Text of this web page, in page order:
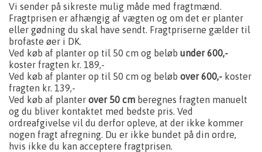
Vi sender på sikreste mulig måde med fragtmænd.
Fragtprisen er afhængig af vægten og om det er planter
eller gødning du skal have sendt. Fragtpriserne gælder til
brofaste øer i DK.
Ved køb af planter op til 50 cm og beløb under 600,-
koster fragten kr. 189,-
Ved køb af planter op til 50 cm og beløb over 600,- koster
fragten kr. 139,-
Ved køb af planter over 50 cm beregnes fragten manuelt
og du bliver kontaktet med bedste pris. Ved
ordreafgivelse vil du derfor opleve, at der ikke kommer
nogen fragt afregning. Du er ikke bundet på din ordre,
hvis ikke du kan acceptere fragtprisen.